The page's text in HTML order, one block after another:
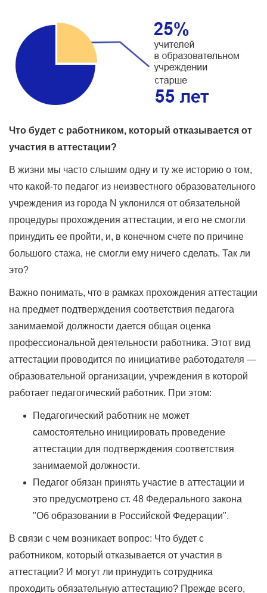
Что будет с работником, который отказывается от
участия в аттестации?
В жизни мы часто слышим одну и ту же историю о том,
что какой-то педагог из неизвестного образовательного
учреждения из города N уклонился от обязательной
процедуры прохождения аттестации, и его не смогли
принудить ее пройти, и, в конечном счете по причине
большого стажа, не смогли ему ничего сделать. Так ли
это?
Важно понимать, что в рамках прохождения аттестации
на предмет подтверждения соответствия педагога
занимаемой должности дается общая оценка
профессиональной деятельности работника. Этот вид
аттестации проводится по инициативе работодателя —
образовательной организации, учреждения в которой
работает педагогический работник. При этом:
Педагогический работник не может
самостоятельно инициировать проведение
аттестации для подтверждения соответствия
занимаемой должности.
Педагог обязан принять участие в аттестации и
это предусмотрено ст. 48 Федерального закона
"Об образовании в Российской Федерации".
В связи с чем возникает вопрос: Что будет с
работником, который отказывается от участия в
аттестации? И могут ли принудить сотрудника
проходить обязательную аттестацию? Прежде всего,